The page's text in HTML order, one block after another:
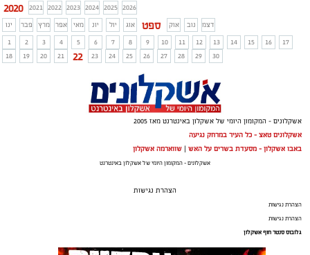
2020 2021 2022 2023 2024 2025 2026
ינו
פבר מרץ אפר מאי יונ יול אוג ספט אוק נוב
דצמ
1
2 3 4 5 6 7 8 9 10 11 12 13 14 15 16
17
18
19 20 21 22 23 24 25 26 27 28 29 30
אשקלונים - המקומון היומי של אשקלון באינטרנט מאז 2005
אשקלונים טאצ - כל העיר במרחק נגיעה
באבו אשקלון - מסעדת בשרים על האש | שווארמה אשקלון
אשקלונים - המקומון היומי של אשקלון באינטרנט
הצהרת נגישות
הצהרת נגישות
הצהרת נגישות
גלובוס סנטר חוף אשקלון